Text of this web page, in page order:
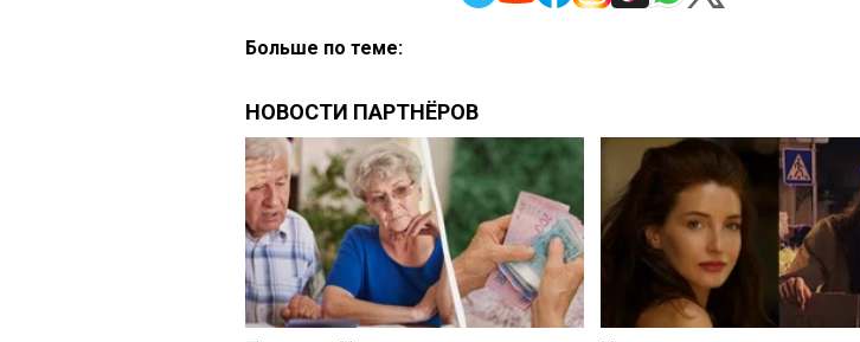
Больше по теме: